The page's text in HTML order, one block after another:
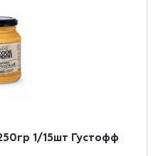
1/15шт Густофф